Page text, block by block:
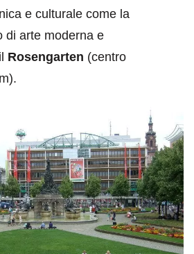
e culturale come la
di arte moderna e
Rosengarten (centro